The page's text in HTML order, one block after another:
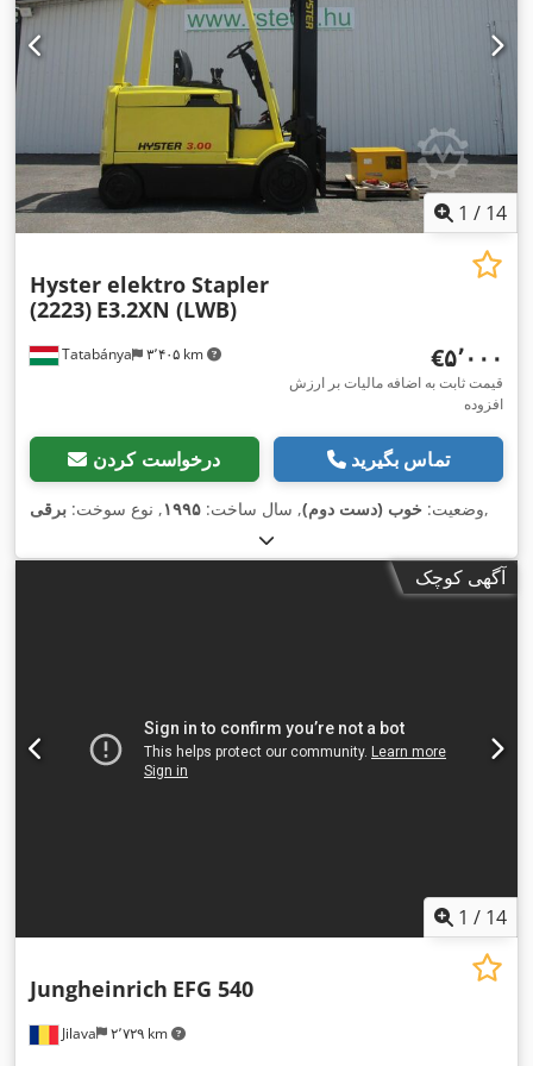
جانبی, روشنایی, سوابق کامل سرویس, چنگال پالت, کابین
1 / 14
Tatabánya ۳٬۴۰۵ km
Hyster elektro Stapler
(2223) E3.2XN (LWB)
‎€۵٬۰۰۰
قیمت ثابت به اضافه مالیات بر ارزش
افزوده
درخواست کردن تماس بگیرید
وضعیت: خوب (دست دوم), سال ساخت: ۱۹۹۵, نوع سوخت: برقی ,
آگهی کوچک
1 / 14
Jilava ۲٬۷۲۹ km
Jungheinrich EFG 540